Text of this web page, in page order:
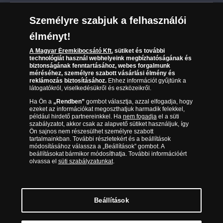
Kézbesítés
Reklamáció
Visszaküldés
Elállási űrlap
Karrier
Sütik (cookies) használata
Süti (cookies)Beállítások
Társaságunkról
Az érmék és érmek ára és értéke
Gyakran ismételt kérdések
Adatkezelés
06 80 888 889
(díjmentesen hívható hétfőtől csütörtökig 9.00 és 17.00
óra között, péntekenként 9.00 és 15.00 óra között)
Magyar Éremkibocsátó Kft. 1134 Budapest, Váci út 33. Cégjegyzékszám: 01-09-
957944, Adószám: 23275395-2-41 A Társaság a Magyar Kereskedelmi
Személyre szabjuk a felhasználói
élményt!
A Magyar Éremkibocsátó Kft.sütiket és további
technológiát használ webhelyeink megbízhatóságának és
biztonságának fenntartásához, webes forgalmunk
méréséhez, személyre szabott vásárlási élmény és
reklámozás biztosításához.Ehhez információt gyűjtünk a
látogatókról, viselkedésükről és eszközeikről.
Ha Ön a „Rendben”gombot választja, azzal elfogadja, hogy
ezeket az információkat megoszthatjuk harmadik felekkel,
például hirdető partnereinkkel. Ha nem fogadjael a süti
szabályzatot, akkor csak az alapvető sütiket használjuk, így
Ön sajnos nem részesülhet személyre szabott
tartalmainkban. További részletekért és a beállítások
módosításához válassza a „Beállítások” gombot. A
beállításokat bármikor módosíthatja. További információért
olvassa el süti szabályzatunkat.
Beállítások